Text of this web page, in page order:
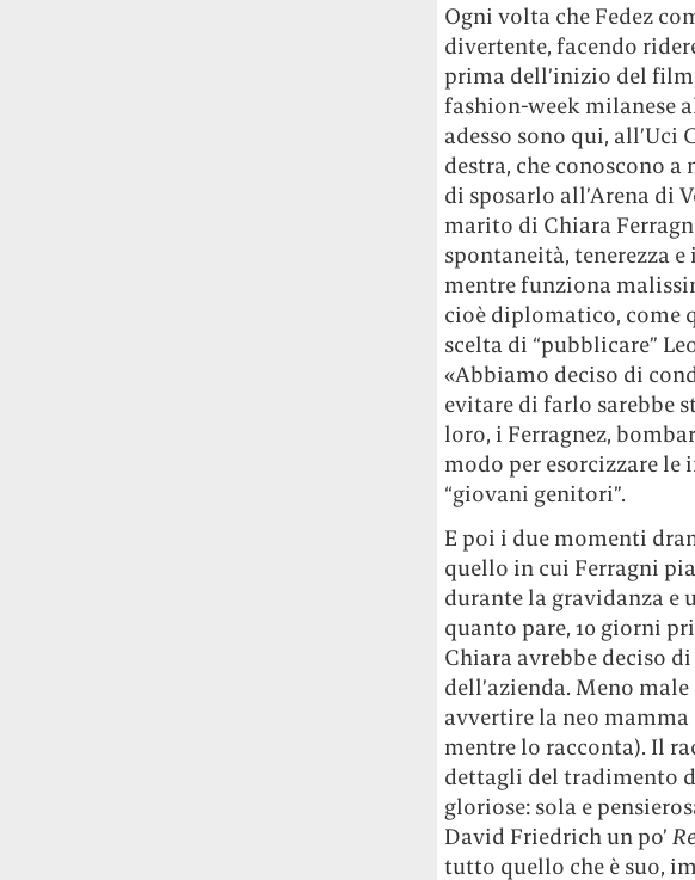
Ogni volta che Fedez
divertente, facendo
prima dell’inizio del
fashion-week milanese
adesso sono qui, all’Uci
destra, che conoscono
di sposarlo all’Arena di
marito di Chiara
spontaneità, tenerezza
mentre funziona
cioè diplomatico, come
scelta di “pubblicare”
«Abbiamo deciso di
evitare di farlo sarebbe
loro, i Ferragnez,
modo per esorcizzare le
“giovani genitori”.
E poi i due momenti
quello in cui Ferragni
durante la gravidanza e
quanto pare, 10 giorni
Chiara avrebbe deciso
dell’azienda. Meno
avvertire la neo
mentre lo racconta). Il
dettagli del tradimento
gloriose: sola e
David Friedrich un po’
tutto quello che è suo,